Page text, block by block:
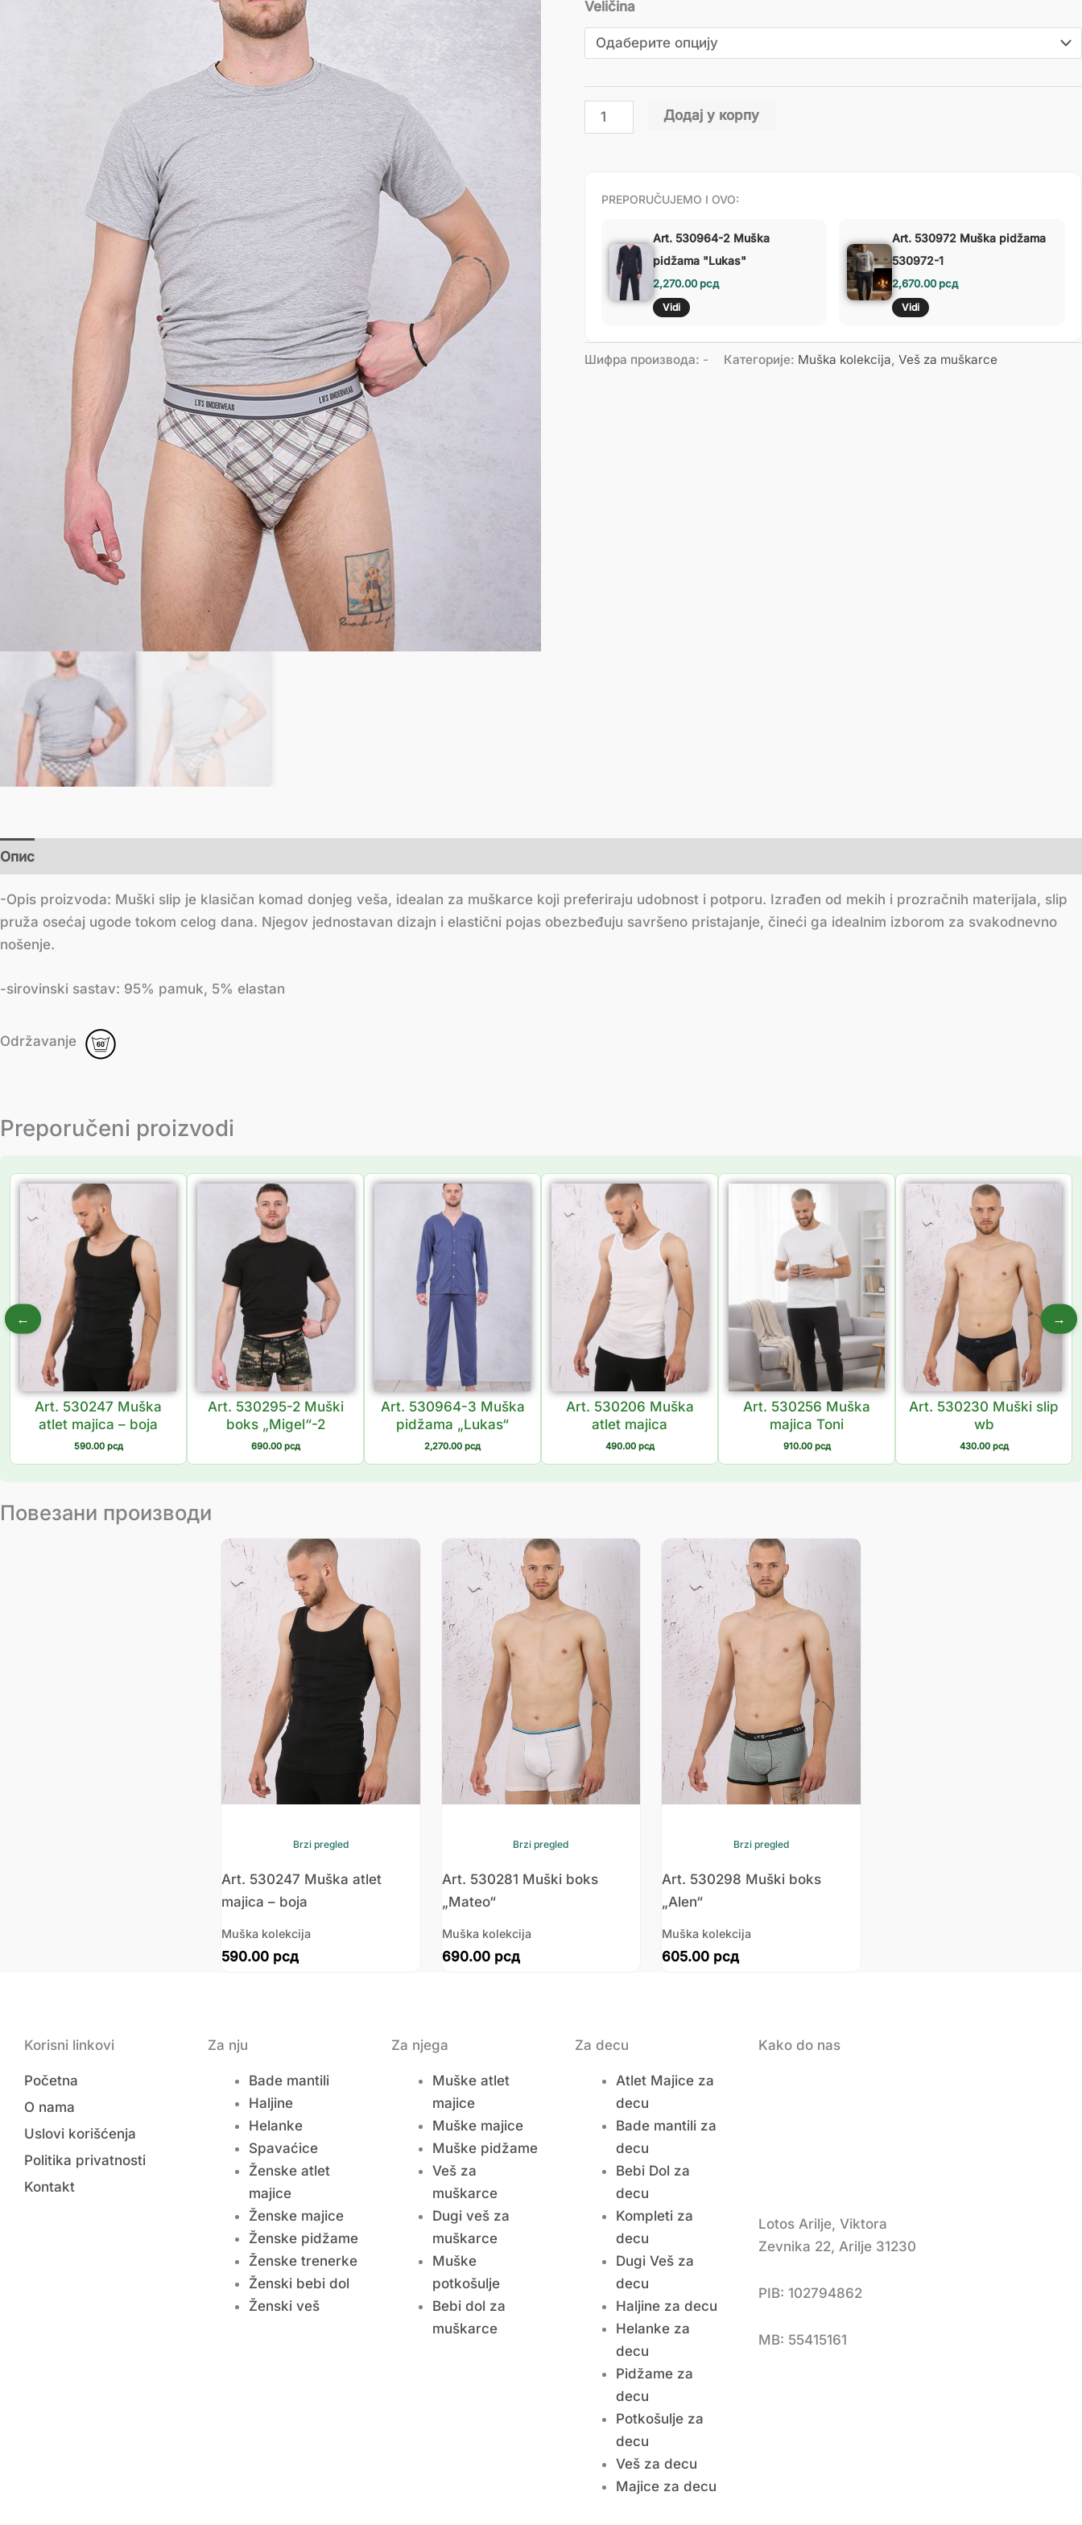
Veličina
Додај у корпу
PREPORUČUJEMO I OVO:
Art. 530964-2 Muška
pidžama "Lukas"
2,270.00рсд
Vidi
Art. 530972 Muška pidžama
530972-1
2,670.00рсд
Vidi
Шифра производа: - Категорије: Muška kolekcija, Veš za muškarce
Опис
-Opis proizvoda: Muški slip je klasičan komad donjeg veša, idealan za muškarce koji preferiraju udobnost i potporu. Izrađen od mekih i prozračnih materijala, slip
pruža osećaj ugode tokom celog dana. Njegov jednostavan dizajn i elastični pojas obezbeđuju savršeno pristajanje, čineći ga idealnim izborom za svakodnevno
nošenje.
-sirovinski sastav: 95% pamuk, 5% elastan
Održavanje
Preporučeni proizvodi
←
Art. 530247 Muška
atlet majica – boja
590.00 рсд
Art. 530295-2 Muški
boks „Migel“-2
690.00 рсд
Art. 530964-3 Muška
pidžama „Lukas“
2,270.00 рсд
Art. 530206 Muška
atlet majica
490.00 рсд
Art. 530256 Muška
majica Toni
910.00 рсд
Art. 530230 Muški slip
wb
430.00 рсд
→
Повезани производи
Brzi pregled
Art. 530247 Muška atlet
majica – boja
Muška kolekcija
590.00 рсд
Brzi pregled
Art. 530281 Muški boks
„Mateo“
Muška kolekcija
690.00 рсд
Brzi pregled
Art. 530298 Muški boks
„Alen“
Muška kolekcija
605.00 рсд
Korisni linkovi
Početna
O nama
Uslovi korišćenja
Politika privatnosti
Kontakt
Za nju
Bade mantili
Haljine
Helanke
Spavaćice
Ženske atlet
majice
Ženske majice
Ženske pidžame
Ženske trenerke
Ženski bebi dol
Ženski veš
Za njega
Muške atlet
majice
Muške majice
Muške pidžame
Veš za
muškarce
Dugi veš za
muškarce
Muške
potkošulje
Bebi dol za
muškarce
Za decu
Atlet Majice za
decu
Bade mantili za
decu
Bebi Dol za
decu
Kompleti za
decu
Dugi Veš za
decu
Haljine za decu
Helanke za
decu
Pidžame za
decu
Potkošulje za
decu
Veš za decu
Majice za decu
Kako do nas
Lotos Arilje, Viktora
Zevnika 22, Arilje 31230
PIB: 102794862
MB: 55415161